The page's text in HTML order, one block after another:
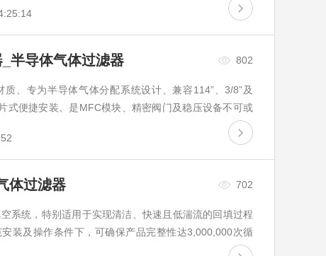
半导体气体过滤器 802
、专为半导体气体分配系统设计、兼容114”、3/8”及
式便捷安装、是MFC模块、精密阀门及稳压设备不可或
体过滤器 702
系统，特别适用于实现清洁、快速且低湍流的回填过程
装及操作条件下，可确保产品完整性达3,000,000次循